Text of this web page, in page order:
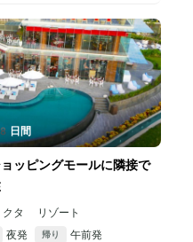
間
ッピングモールに隣接で
タ リゾート
夜発 帰り 午前発